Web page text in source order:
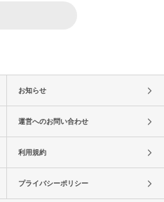
お知らせ
運営へのお問い合わせ
利用規約
プライバシーポリシー